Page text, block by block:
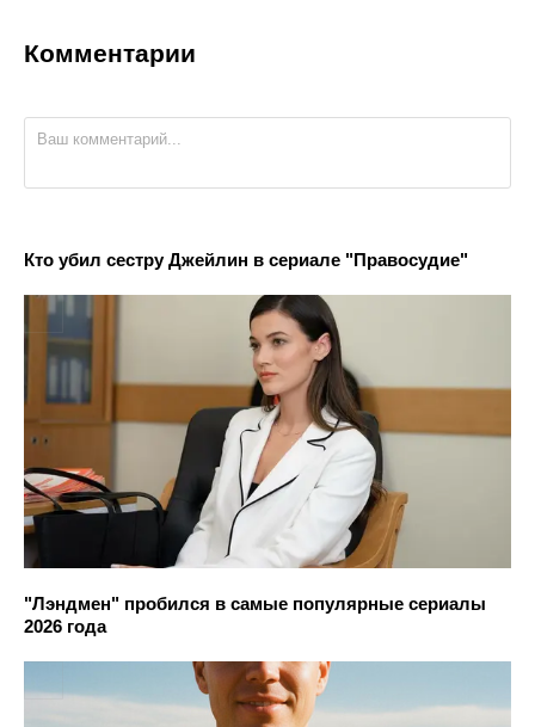
Комментарии
Кто убил сестру Джейлин в сериале "Правосудие"
"Лэндмен" пробился в самые популярные сериалы
2026 года